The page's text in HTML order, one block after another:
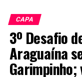
CAPA
3º Desafio
Araguaína